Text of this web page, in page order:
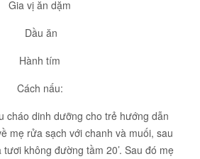
Gia vị ăn dặm
Dầu ăn
Hành tím
Cách nấu:
cháo dinh dưỡng cho trẻ hướng dẫn
mẹ rửa sạch với chanh và muối, sau
không đường tầm 20’. Sau đó mẹ